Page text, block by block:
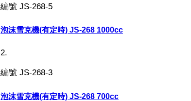
編號 JS-268-5
泡沫雪克機(有定時) JS-268 1000cc
2.
編號 JS-268-3
泡沫雪克機(有定時) JS-268 700cc